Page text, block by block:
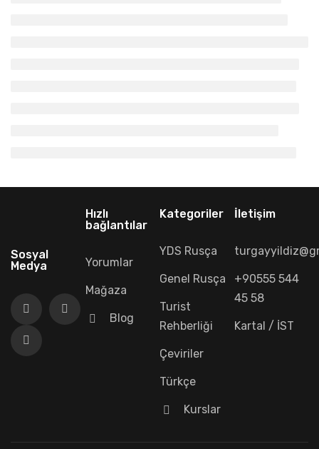
Sosyal
Medya
Hızlı
bağlantılar
Yorumlar
Mağaza
Blog
Kategoriler
YDS Rusça
Genel Rusça
Turist
Rehberliği
Çeviriler
Türkçe
Kurslar
İletişim
+90555 544
45 58
Kartal / İST